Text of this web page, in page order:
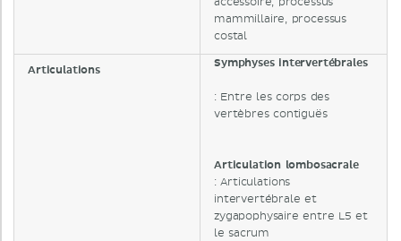
mammillaire, processus
costal
Articulations
Symphyses intervertébrales
: Entre les corps des
vertèbres contiguës
Articulation lombosacrale
: Articulations
intervertébrale et
zygapophysaire entre L5 et
le sacrum